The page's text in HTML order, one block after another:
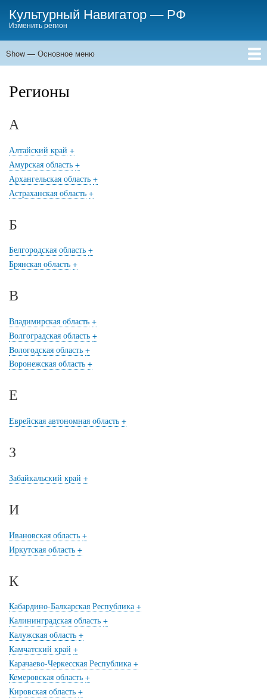
to
Культурный Навигатор—РФ
Изменить регион
Основное
Show — Основное меню
Регионы
А
Алтайский край +
Амурская область +
Архангельская область +
Астраханская область +
Б
Белгородская область +
Брянская область +
В
Владимирская область +
Волгоградская область +
Вологодская область +
Воронежская область +
Е
Еврейская автономная область +
З
Забайкальский край +
И
Ивановская область +
Иркутская область +
К
Кабардино-Балкарская Республика +
Калининградская область +
Калужская область +
Камчатский край +
Карачаево-Черкесская Республика +
Кемеровская область +
Кировская область +